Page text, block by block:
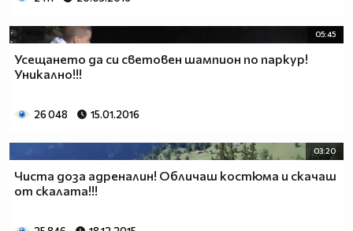
05:45
Усещането да си световен шампион по паркур!
Уникално!!!
26 048 15.01.2016
03:20
Чиста доза адреналин! Oбличаш костюма и скачаш
от скалата!!!